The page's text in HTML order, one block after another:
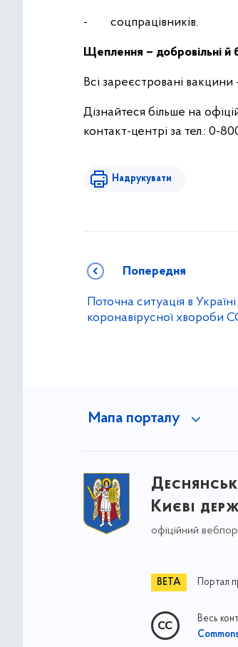
- соцпрацівників.
Щеплення – добровільні й
Всі зареєстровані
Дізнайтеся більше на
контакт-центрі за тел.: 0-
Надрукувати
Попередня
Поточна ситуація в
коронавірусної хвороби
Мапа порталу
Києві
офіційний
Портал
Весь